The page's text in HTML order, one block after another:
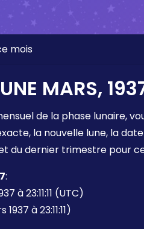
mois
MARS,
de la phase lunaire,
la nouvelle lune, la
du dernier trimestre pour
:
à 23:11:11 (UTC)
à 23:11:11)